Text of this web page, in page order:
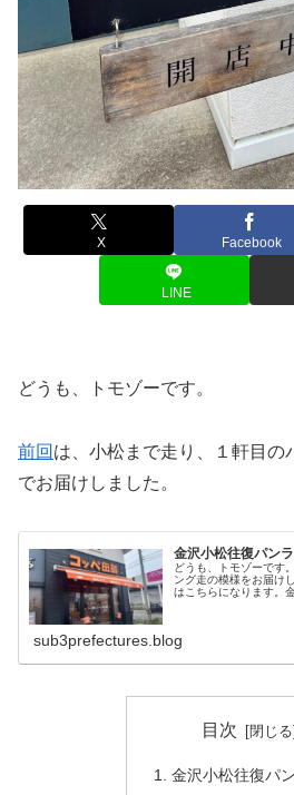
X Facebook
LINE
どうも、トモゾーです。
前回 は、小松まで走り、１軒目の
でお届けしました。
金沢小松往復パン
どうも、トモゾーです
ング走の模様をお届け
はこちらになります。
sub3prefectures.blog
目次
金沢小松往復パ